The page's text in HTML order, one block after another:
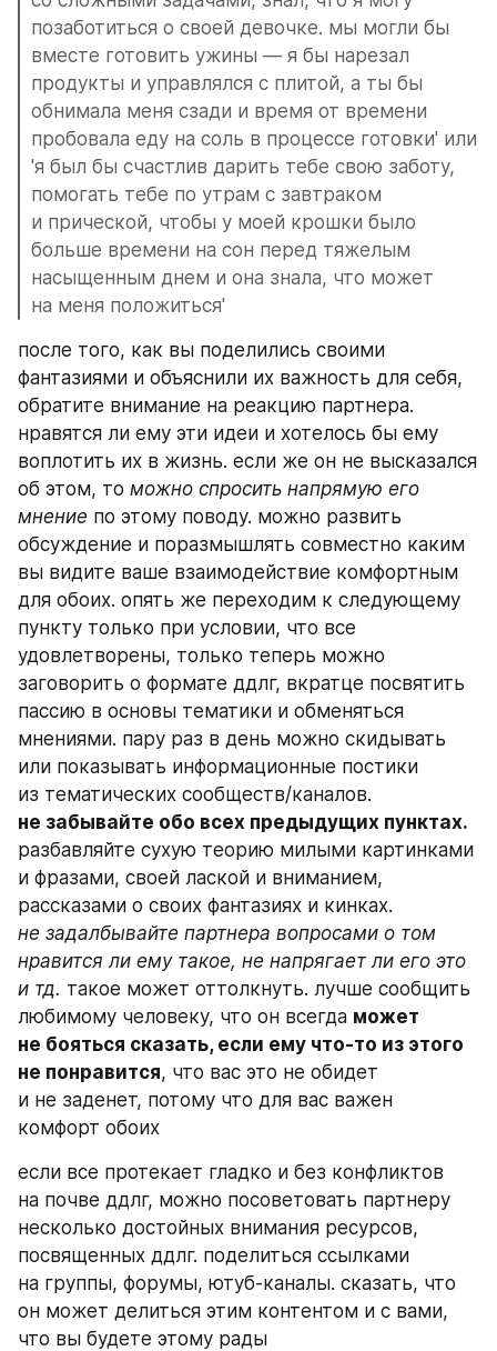
позаботиться о своей девочке. мы могли бы
вместе готовить ужины — я бы нарезал
продукты и управлялся с плитой, а ты бы
обнимала меня сзади и время от времени
пробовала еду на соль в процессе готовки' или
'я был бы счастлив дарить тебе свою заботу,
помогать тебе по утрам с завтраком
и прической, чтобы у моей крошки было
больше времени на сон перед тяжелым
насыщенным днем и она знала, что может
на меня положиться'
после того, как вы поделились своими
фантазиями и объяснили их важность для себя,
обратите внимание на реакцию партнера.
нравятся ли ему эти идеи и хотелось бы ему
воплотить их в жизнь. если же он не высказался
об этом, то можно спросить напрямую его
мнение по этому поводу. можно развить
обсуждение и поразмышлять совместно каким
вы видите ваше взаимодействие комфортным
для обоих. опять же переходим к следующему
пункту только при условии, что все
удовлетворены, только теперь можно
заговорить о формате ддлг, вкратце посвятить
пассию в основы тематики и обменяться
мнениями. пару раз в день можно скидывать
или показывать информационные постики
не забывайте обо всех предыдущих пунктах.
разбавляйте сухую теорию милыми картинками
и фразами, своей лаской и вниманием,
не задалбывайте партнера вопросами о том
нравится ли ему такое, не напрягает ли его это
и тд. такое может оттолкнуть. лучше сообщить
любимому человеку, что он всегда может
не бояться сказать, если ему что-то из этого
не понравится, что вас это не обидет
и не заденет, потому что для вас важен
комфорт обоих
если все протекает гладко и без конфликтов
на почве ддлг, можно посоветовать партнеру
несколько достойных внимания ресурсов,
посвященных ддлг. поделиться ссылками
на группы, форумы, ютуб-каналы. сказать, что
он может делиться этим контентом и с вами,
что вы будете этому рады